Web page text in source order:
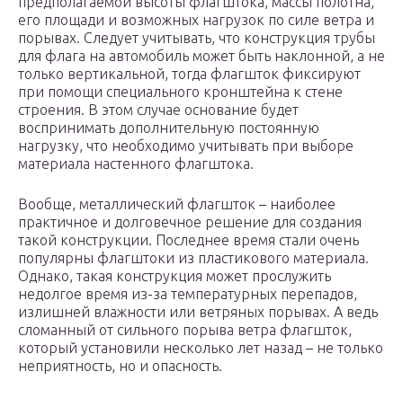
его площади и возможных нагрузок по силе ветра и
порывах. Следует учитывать, что конструкция трубы
для флага на автомобиль может быть наклонной, а не
только вертикальной, тогда флагшток фиксируют
при помощи специального кронштейна к стене
строения. В этом случае основание будет
воспринимать дополнительную постоянную
нагрузку, что необходимо учитывать при выборе
материала настенного флагштока.
Вообще, металлический флагшток – наиболее
практичное и долговечное решение для создания
такой конструкции. Последнее время стали очень
популярны флагштоки из пластикового материала.
Однако, такая конструкция может прослужить
недолгое время из-за температурных перепадов,
излишней влажности или ветряных порывах. А ведь
сломанный от сильного порыва ветра флагшток,
который установили несколько лет назад – не только
неприятность, но и опасность.